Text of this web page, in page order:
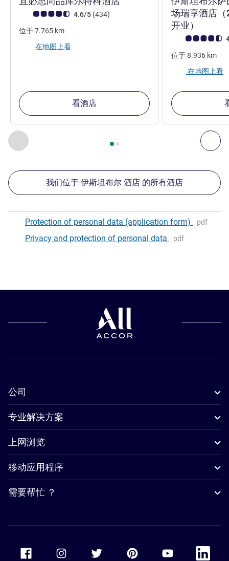
上一个 - 我们在附近的其他酒店 下
第 页，共 , 我们在附近的其他酒店 1 :, 我们在附近的
客户意见评级 (ALL 评级)
4.6/5 (434评论
)
位于7.765 km
在地图上看
看酒店
场瑞享酒店（
开业）
客户意见评级
位于8.936 km
在地图上看
我们位于 伊斯坦布尔 酒店 的所有酒店
Protection of personal data (application form) pdf
Privacy and protection of personal data pdf
公司
专业解决方案
上网浏览
移动应用程序
需要帮忙 ？
Accor Facebook Accor TwitterAccor PinterestAccor Youtube
Accor